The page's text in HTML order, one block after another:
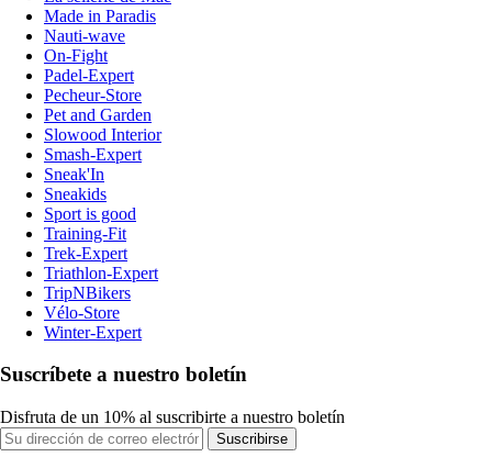
Made in Paradis
Nauti-wave
On-Fight
Padel-Expert
Pecheur-Store
Pet and Garden
Slowood Interior
Smash-Expert
Sneak'In
Sneakids
Sport is good
Training-Fit
Trek-Expert
Triathlon-Expert
TripNBikers
Vélo-Store
Winter-Expert
Suscríbete a nuestro boletín
Disfruta de un 10% al suscribirte a nuestro boletín
Suscribirse